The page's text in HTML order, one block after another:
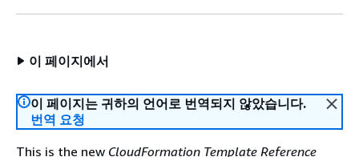
이 페이지에서
이 페이지는 귀하의 언어로 번역되지 않았습니다.
번역 요청
This is the new CloudFormation Template Reference